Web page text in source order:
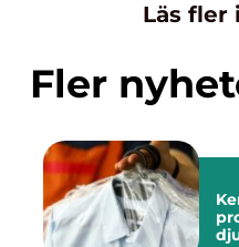
Läs fler
Fler